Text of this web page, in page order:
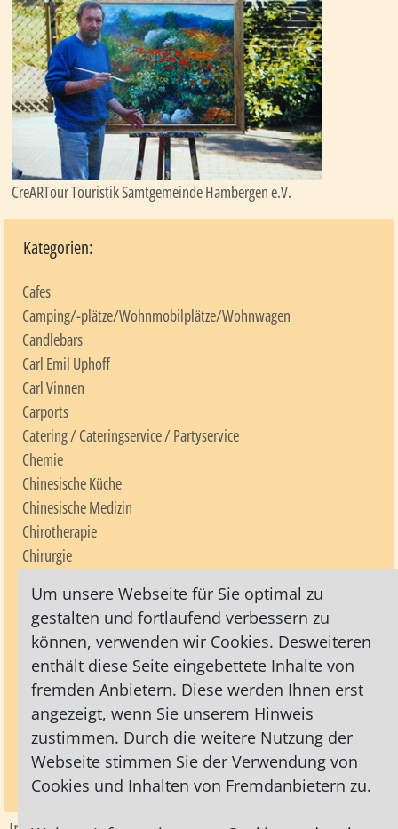
CreARTour Touristik Samtgemeinde Hambergen e.V.
Kategorien:
Cafes
Camping/-plätze/Wohnmobilplätze/Wohnwagen
Candlebars
Carl Emil Uphoff
Carl Vinnen
Carports
Catering / Cateringservice / Partyservice
Chemie
Chinesische Küche
Chinesische Medizin
Chirotherapie
Chirurgie
Coaching
Cocktails / Cocktailbars
Collagen
Computer / EDV / -Beratung / Multimedia / PC
Computerunterricht
Consulting
Container
Copyshops / Druckereien / Druckservice / Fotokopien
Craniosakrale Therapie
Um unsere Webseite für Sie optimal zu
gestalten und fortlaufend verbessern zu
können, verwenden wir Cookies. Desweiteren
enthält diese Seite eingebettete Inhalte von
fremden Anbietern. Diese werden Ihnen erst
angezeigt, wenn Sie unserem Hinweis
zustimmen. Durch die weitere Nutzung der
Webseite stimmen Sie der Verwendung von
Cookies und Inhalten von Fremdanbietern zu.